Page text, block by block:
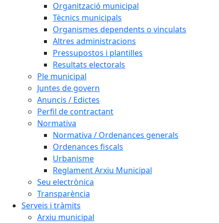
Organització municipal
Tècnics municipals
Organismes dependents o vinculats
Altres administracions
Pressupostos i plantilles
Resultats electorals
Ple municipal
Juntes de govern
Anuncis / Edictes
Perfil de contractant
Normativa
Normativa / Ordenances generals
Ordenances fiscals
Urbanisme
Reglament Arxiu Municipal
Seu electrònica
Transparència
Serveis i tràmits
Arxiu municipal